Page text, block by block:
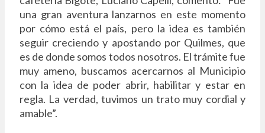
una gran aventura lanzarnos en este momento
por cómo está el país, pero la idea es también
seguir creciendo y apostando por Quilmes, que
es de donde somos todos nosotros. El trámite fue
muy ameno, buscamos acercarnos al Municipio
con la idea de poder abrir, habilitar y estar en
regla. La verdad, tuvimos un trato muy cordial y
amable”.